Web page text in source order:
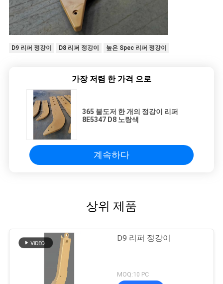
요
사
PRIVACY
POLICY
D9 리퍼 정강이 D8 리퍼 정강이 높은 Spec 리퍼 정강이
가장 저렴 한 가격 으로
365 불도저 한 개의 정강이 리퍼
8E5347 D8 노랑색
계속하다
상위 제품
D9 리퍼 정강이
MOQ:10 PC